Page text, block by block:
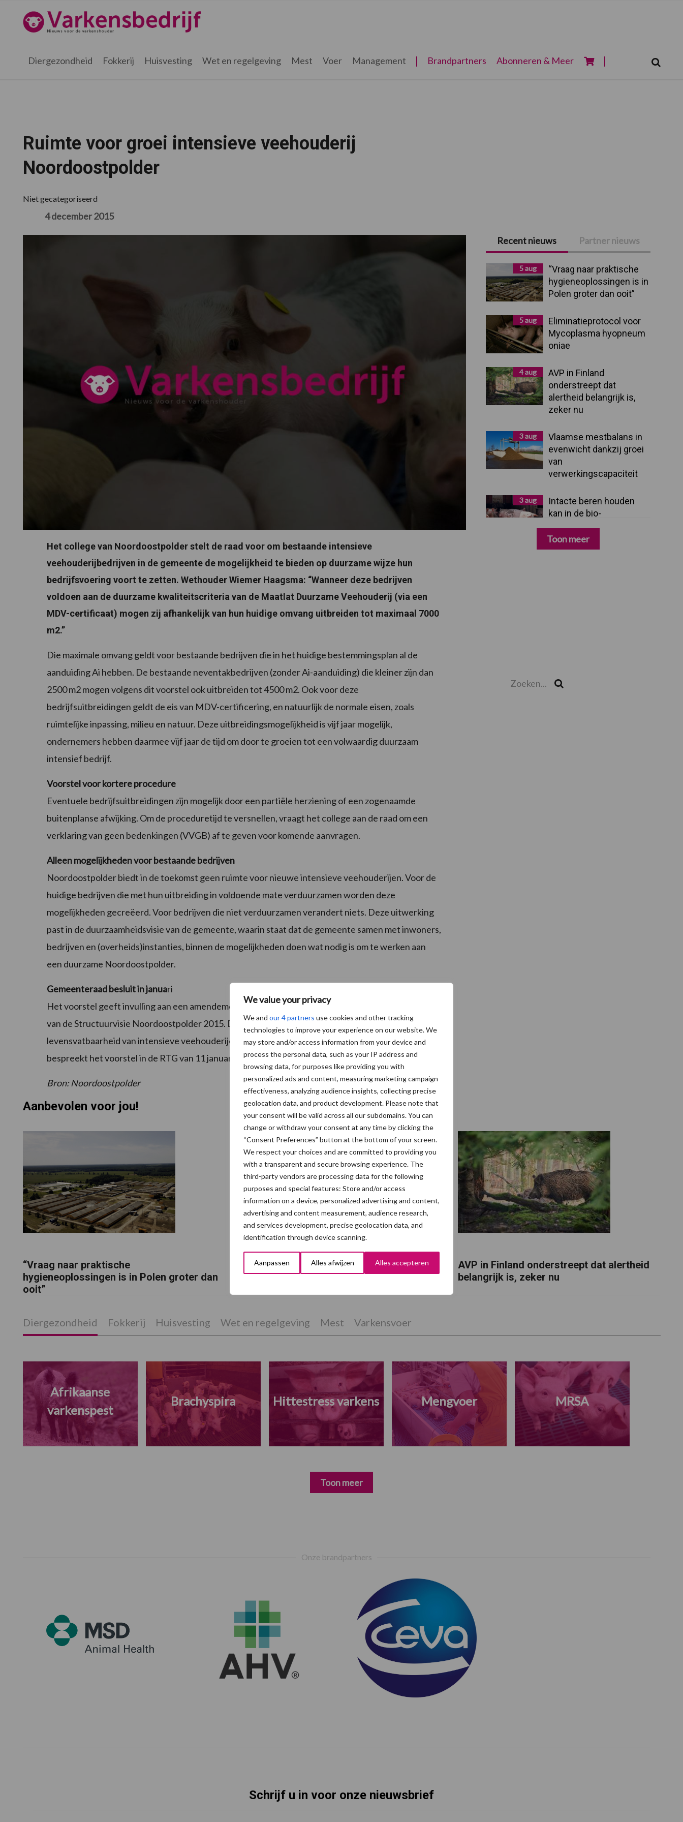
We value your privacy
We and our 4 partners use cookies and other tracking
technologies to improve your experience on our website. We
may store and/or access information from your device and
process the personal data, such as your IP address and
browsing data, for purposes like providing you with
personalized ads and content, measuring marketing campaign
effectiveness, analyzing audience insights, collecting precise
geolocation data, and product development. Please note that
your consent will be valid across all our subdomains. You can
change or withdraw your consent at any time by clicking the
“Consent Preferences” button at the bottom of your screen.
We respect your choices and are committed to providing you
with a transparent and secure browsing experience. The
third-party vendors are processing data for the following
purposes and special features: Store and/or access
information on a device, personalized advertising and content,
advertising and content measurement, audience research,
and services development, precise geolocation data, and
identification through device scanning.
Aanpassen Alles afwijzen Alles accepteren
hoofdnavigatie
hoofd
eerste
voettekst
Varkensbedrijf.nl
Diergezondheid Fokkerij Huisvesting Wet en regelgeving Mest Voer Management Brandpartners Abonneren & Meer
Ruimte voor groei intensieve veehouderij
Noordoostpolder
Niet gecategoriseerd
4 december 2015
Het college van Noordoostpolder stelt de raad voor om bestaande intensieve
veehouderijbedrijven in de gemeente de mogelijkheid te bieden op duurzame wijze hun
bedrijfsvoering voort te zetten. Wethouder Wiemer Haagsma: “Wanneer deze bedrijven
voldoen aan de duurzame kwaliteitscriteria van de Maatlat Duurzame Veehouderij (via een
MDV-certificaat) mogen zij afhankelijk van hun huidige omvang uitbreiden tot maximaal 7000
m2.”
Die maximale omvang geldt voor bestaande bedrijven die in het huidige bestemmingsplan al de
aanduiding Ai hebben. De bestaande neventakbedrijven (zonder Ai-aanduiding) die kleiner zijn dan
2500 m2 mogen volgens dit voorstel ook uitbreiden tot 4500 m2. Ook voor deze
bedrijfsuitbreidingen geldt de eis van MDV-certificering, en natuurlijk de normale eisen, zoals
ruimtelijke inpassing, milieu en natuur. Deze uitbreidingsmogelijkheid is vijf jaar mogelijk,
ondernemers hebben daarmee vijf jaar de tijd om door te groeien tot een volwaardig duurzaam
intensief bedrijf.
Voorstel voor kortere procedure
Eventuele bedrijfsuitbreidingen zijn mogelijk door een partiële herziening of een zogenaamde
buitenplanse afwijking. Om de proceduretijd te versnellen, vraagt het college aan de raad om een
verklaring van geen bedenkingen (VVGB) af te geven voor komende aanvragen.
Alleen mogelijkheden voor bestaande bedrijven
Noordoostpolder biedt in de toekomst geen ruimte voor nieuwe intensieve veehouderijen. Voor de
huidige bedrijven die met hun uitbreiding in voldoende mate verduurzamen worden deze
mogelijkheden gecreëerd. Voor bedrijven die niet verduurzamen verandert niets. Deze uitwerking
past in de duurzaamheidsvisie van de gemeente, waarin staat dat de gemeente samen met inwoners,
bedrijven en (overheids)instanties, binnen de mogelijkheden doen wat nodig is om te werken aan
een duurzame Noordoostpolder.
Gemeenteraad besluit in januari
Het voorstel geeft invulling aan een amendement dat de gemeenteraad aannam bij het vaststellen
van de Structuurvisie Noordoostpolder 2015. Daarin kreeg het college de opdracht de
levensvatbaarheid van intensieve veehouderijen nader te onderzoeken. De gemeenteraad
bespreekt het voorstel in de RTG van 11 januari; in de raad van 25 januari volgt de besluitvorming.
Bron: Noordoostpolder
Primaire
Sidebar
Recent nieuws Partner nieuws
5 aug
“Vraag naar praktische
hygieneoplossingen is in
Polen groter dan ooit”
5 aug
Eliminatieprotocol voor
Mycoplasma hyopneum
oniae
4 aug
AVP in Finland
onderstreept dat
alertheid belangrijk is,
zeker nu
3 aug
Vlaamse mestbalans in
evenwicht dankzij groei
van
verwerkingscapaciteit
3 aug
Intacte beren houden
kan in de bio-
dan moet alles kloppen
Toon meer
Aanbevolen voor jou!
“Vraag naar praktische
hygieneoplossingen is in Polen groter dan
ooit”
Eliminatieprotocol voor
Mycoplasma hyopneumoniae
AVP in Finland onderstreept dat alertheid
belangrijk is, zeker nu
Diergezondheid Fokkerij Huisvesting Wet en regelgeving Mest Varkensvoer
Afrikaanse
varkenspest
Brachyspira Hittestress varkens Mengvoer MRSA
Toon meer
Onze brandpartners
Schrijf u in voor onze nieuwsbrief